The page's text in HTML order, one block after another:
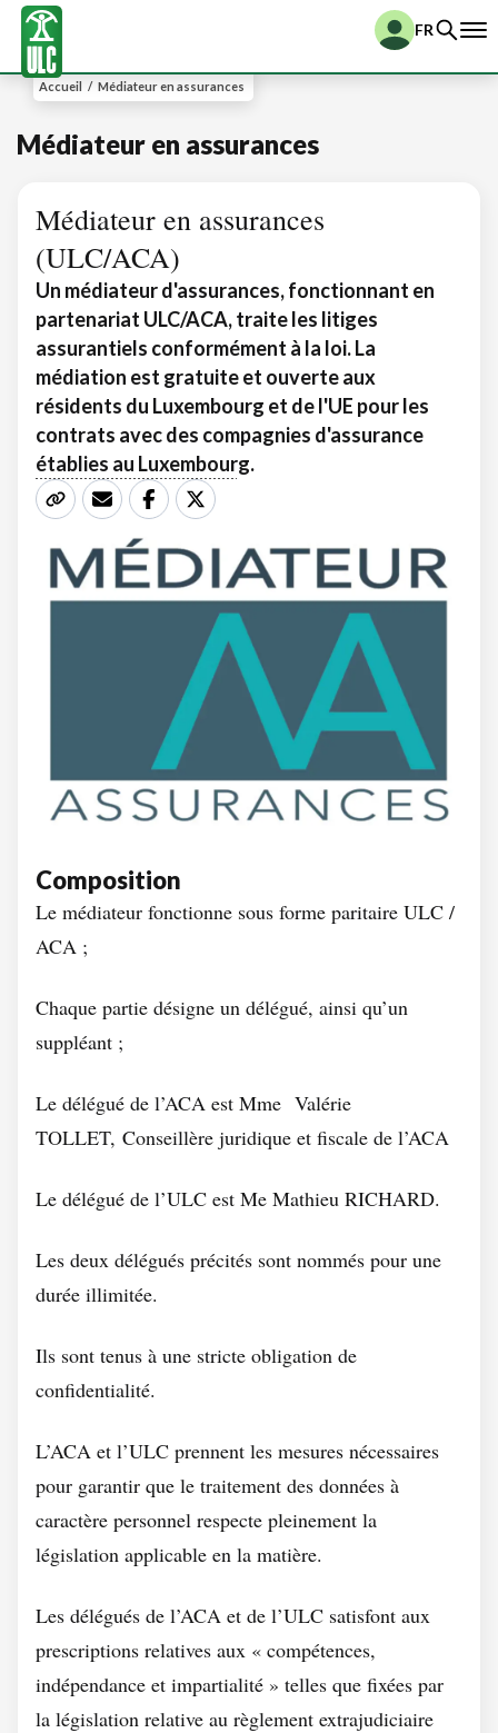
FR
Accueil / Médiateur en assurances
Médiateur en assurances
Médiateur en assurances
(ULC/ACA)
Un médiateur d'assurances, fonctionnant en
partenariat ULC/ACA, traite les litiges
assurantiels conformément à la loi. La
médiation est gratuite et ouverte aux
résidents du Luxembourg et de l'UE pour les
contrats avec des compagnies d'assurance
établies au Luxembourg.
Composition
Le médiateur fonctionne sous forme paritaire ULC /
ACA ;
Chaque partie désigne un délégué, ainsi qu’un
suppléant ;
Le délégué de l’ACA est Mme Valérie
TOLLET, Conseillère juridique et fiscale de l’ACA
Le délégué de l’ULC est Me Mathieu RICHARD.
Les deux délégués précités sont nommés pour une
durée illimitée.
Ils sont tenus à une stricte obligation de
confidentialité.
L’ACA et l’ULC prennent les mesures nécessaires
pour garantir que le traitement des données à
caractère personnel respecte pleinement la
législation applicable en la matière.
Les délégués de l’ACA et de l’ULC satisfont aux
prescriptions relatives aux « compétences,
indépendance et impartialité » telles que fixées par
la législation relative au règlement extrajudiciaire